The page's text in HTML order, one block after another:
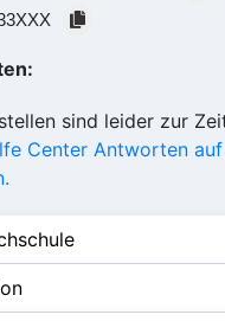
sind leider zur
Center Antworten